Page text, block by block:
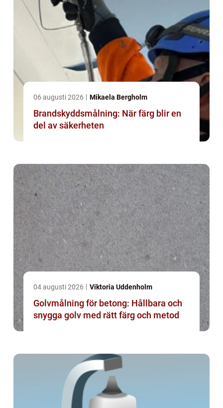
06 augusti 2026 Mikaela Bergholm
Brandskyddsmålning: När färg blir en
del av säkerheten
04 augusti 2026 Viktoria Uddenholm
Golvmålning för betong: Hållbara och
snygga golv med rätt färg och metod